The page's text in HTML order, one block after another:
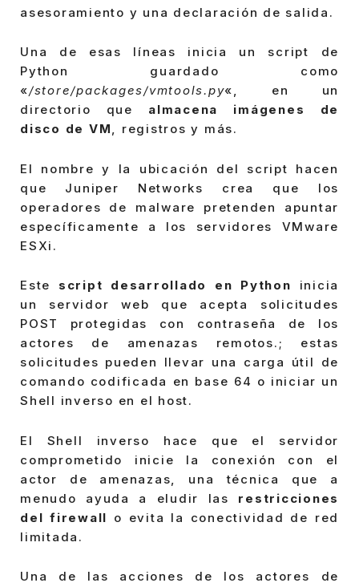
asesoramiento y una declaración de salida.
Una de esas líneas inicia un script de
Python guardado como
«/store/packages/vmtools.py«, en un
directorio que almacena imágenes de
disco de VM, registros y más.
El nombre y la ubicación del script hacen
que Juniper Networks crea que los
operadores de malware pretenden apuntar
específicamente a los servidores VMware
ESXi.
Este script desarrollado en Python inicia
un servidor web que acepta solicitudes
POST protegidas con contraseña de los
actores de amenazas remotos.; estas
solicitudes pueden llevar una carga útil de
comando codificada en base 64 o iniciar un
Shell inverso en el host.
El Shell inverso hace que el servidor
comprometido inicie la conexión con el
actor de amenazas, una técnica que a
menudo ayuda a eludir las restricciones
del firewall o evita la conectividad de red
limitada.
Una de las acciones de los actores de